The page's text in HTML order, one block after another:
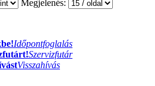
Megjelenés:
Időpontfoglalás
Szervizfutár
Visszahívás